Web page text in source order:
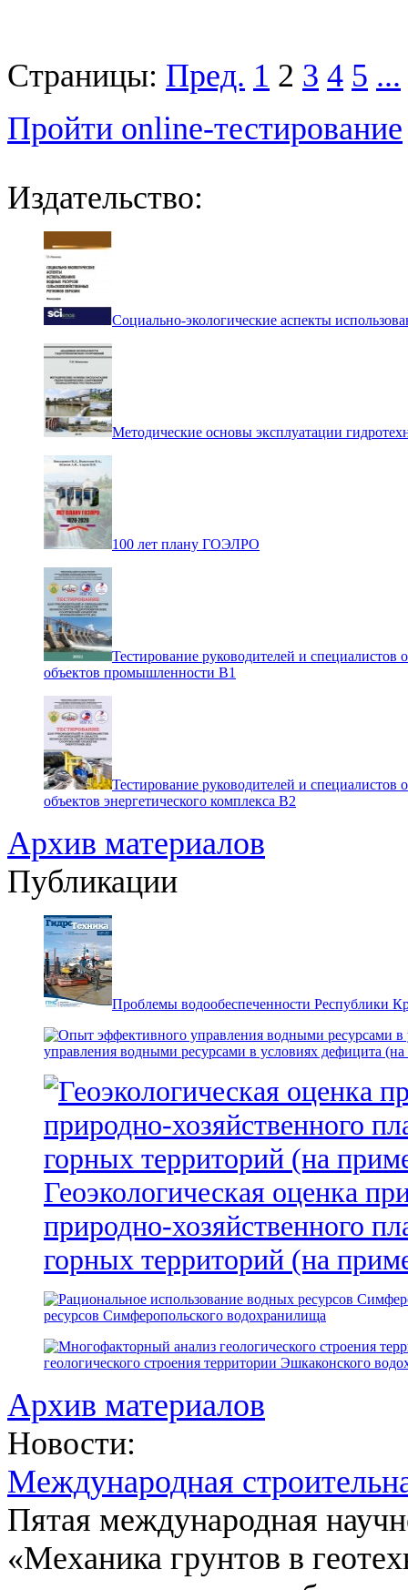
Страницы: Пред. 1 2 3 4 5 ...
Пройти online-тестирование
Издательство:
Социально-экологические аспекты
Методические основы эксплуатации
100 лет плану ГОЭЛРО
Тестирование руководителей и специалистов
объектов промышленности В1
Тестирование руководителей и специалистов
объектов энергетического комплекса В2
Архив материалов
Публикации
Проблемы водообеспеченности Республики
управления водными ресурсами в условиях дефицита
Геоэкологическая оценка
природно-хозяйственного
горных территорий (на
ресурсов Симферопольского водохранилища
геологического строения территории Эшкаконского
Архив материалов
Новости:
Международная
Пятая международная
«Механика грунтов в